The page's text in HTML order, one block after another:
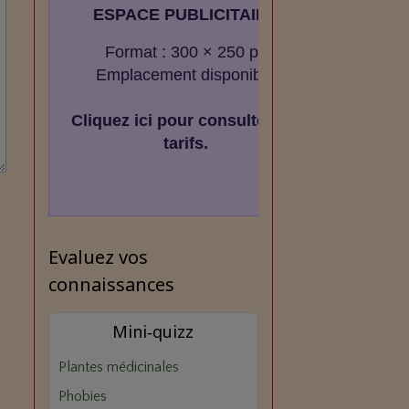
ESPACE PUBLICITAIRE
Format : 300 × 250 px
Emplacement disponible
Cliquez ici pour consulter les
tarifs.
Evaluez vos
connaissances
Mini‑quizz
Plantes médicinales
Phobies